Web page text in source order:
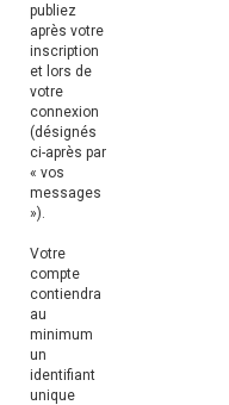
publiez
après votre
inscription
et lors de
votre
connexion
(désignés
ci-après par
« vos
messages
»).
Votre
compte
contiendra
au
minimum
un
identifiant
unique